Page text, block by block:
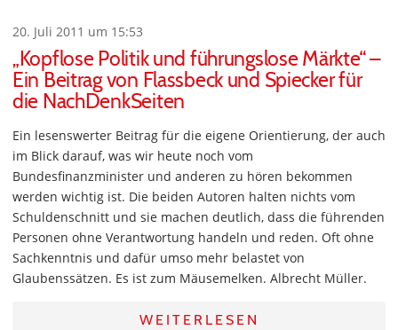
20. Juli 2011 um 15:53
„Kopflose Politik und führungslose Märkte“ –
Ein Beitrag von Flassbeck und Spiecker für
die NachDenkSeiten
Ein lesenswerter Beitrag für die eigene Orientierung, der auch
im Blick darauf, was wir heute noch vom
Bundesfinanzminister und anderen zu hören bekommen
werden wichtig ist. Die beiden Autoren halten nichts vom
Schuldenschnitt und sie machen deutlich, dass die führenden
Personen ohne Verantwortung handeln und reden. Oft ohne
Sachkenntnis und dafür umso mehr belastet von
Glaubenssätzen. Es ist zum Mäusemelken. Albrecht Müller.
WEITERLESEN